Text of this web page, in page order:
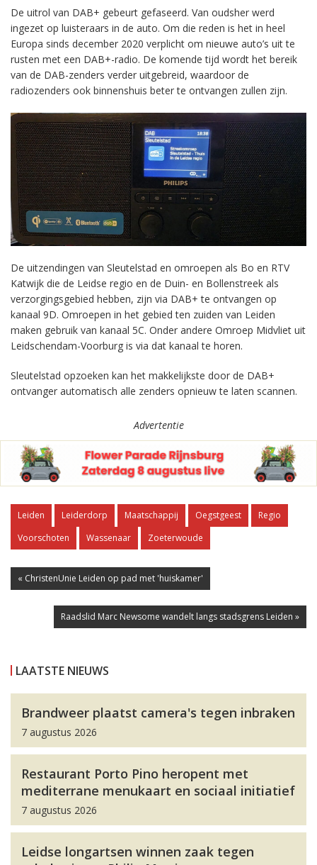
De uitrol van DAB+ gebeurt gefaseerd. Van oudsher werd
ingezet op luisteraars in de auto. Om die reden is het in heel
Europa sinds december 2020 verplicht om nieuwe auto’s uit te
rusten met een DAB+-radio. De komende tijd wordt het bereik
van de DAB-zenders verder uitgebreid, waardoor de
radiozenders ook binnenshuis beter te ontvangen zullen zijn.
De uitzendingen van Sleutelstad en omroepen als Bo en RTV
Katwijk die de Leidse regio en de Duin- en Bollenstreek als
verzorgingsgebied hebben, zijn via DAB+ te ontvangen op
kanaal 9D. Omroepen in het gebied ten zuiden van Leiden
maken gebruik van kanaal 5C. Onder andere Omroep Midvliet uit
Leidschendam-Voorburg is via dat kanaal te horen.
Sleutelstad opzoeken kan het makkelijkste door de DAB+
ontvanger automatisch alle zenders opnieuw te laten scannen.
Advertentie
Leiden Leiderdorp Maatschappij Oegstgeest
Regio
Voorschoten
Wassenaar Zoeterwoude
« ChristenUnie Leiden op pad met 'huiskamer'
Raadslid Marc Newsome wandelt langs stadsgrens Leiden »
LAATSTE NIEUWS
Brandweer plaatst camera's tegen inbraken
7 augustus 2026
Restaurant Porto Pino heropent met
mediterrane menukaart en sociaal initiatief
7 augustus 2026
Leidse longartsen winnen zaak tegen